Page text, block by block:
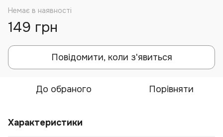
Немає в наявності
149 грн
Повідомити, коли з'явиться
До обраного Порівняти
Характеристики